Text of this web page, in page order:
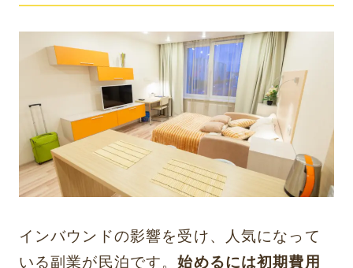
インバウンドの影響を受け、人気になって
いる副業が民泊です。始めるには初期費用